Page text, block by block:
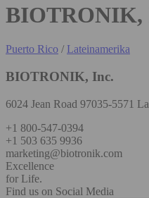
BIOTRONIK,
Puerto Rico / Lateinamerika
BIOTRONIK, Inc.
6024 Jean Road 97035-5571
+1 800-547-0394
+1 503 635 9936
marketing@biotronik.com
Excellence
for Life.
Find us on Social Media